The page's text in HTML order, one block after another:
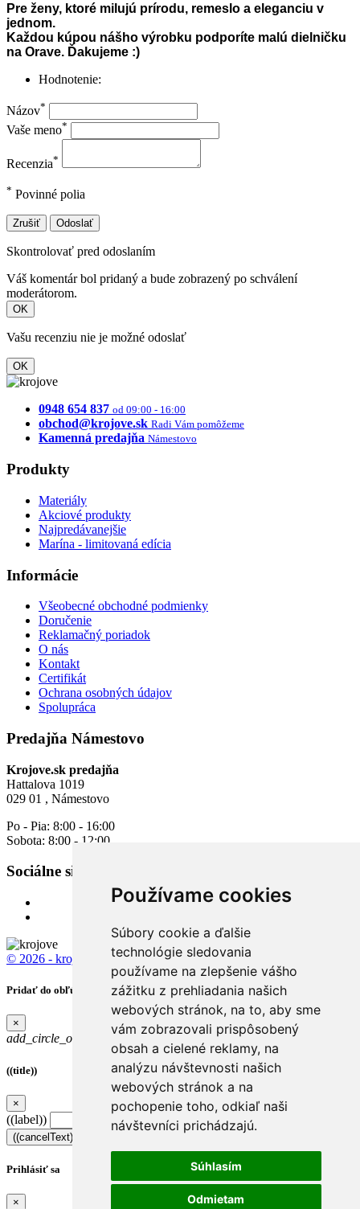
Používame cookies
Súbory cookie a ďalšie
technológie sledovania
používame na zlepšenie vášho
zážitku z prehliadania našich
webových stránok, na to, aby sme
vám zobrazovali prispôsobený
obsah a cielené reklamy, na
analýzu návštevnosti našich
webových stránok a na
pochopenie toho, odkiaľ naši
návštevníci prichádzajú.
Súhlasím
Odmietam
Pre ženy, ktoré milujú prírodu, remeslo a eleganciu v
jednom.
Každou kúpou nášho výrobku podporíte malú dielničku
na Orave. Ďakujeme :)
Hodnotenie:
Názov*
Vaše meno*
Recenzia*
* Povinné polia
Zrušiť Odoslať
Skontrolovať pred odoslaním
Váš komentár bol pridaný a bude zobrazený po schválení
moderátorom.
OK
Vašu recenziu nie je možné odoslať
OK
0948 654 837 od 09:00 - 16:00
obchod@krojove.sk Radi Vám pomôžeme
Kamenná predajňa Námestovo
Produkty
Materiály
Akciové produkty
Najpredávanejšie
Marína - limitovaná edícia
Informácie
Všeobecné obchodné podmienky
Doručenie
Reklamačný poriadok
O nás
Kontakt
Certifikát
Ochrana osobných údajov
Spolupráca
Predajňa Námestovo
Krojove.sk predajňa
Hattalova 1019
029 01 , Námestovo
Po - Pia: 8:00 - 16:00
Sobota: 8:00 - 12:00
Sociálne siete
© 2026 - krojove.sk All rights reserved.
Pridať do obľúbených
×
add_circle_outline Obľúbené
((title))
×
((label))
((cancelText))
Prihlásiť sa
×